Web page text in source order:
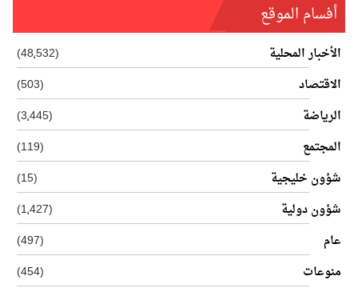
أفسام الموقع
الأخبار المحلية
(48٬532)
الاقتصاد
(503)
الرياضة
(3٬445)
المجتمع
(119)
شؤون خليجية
(15)
شؤون دولية
(1٬427)
عام
(497)
منوعات
(454)